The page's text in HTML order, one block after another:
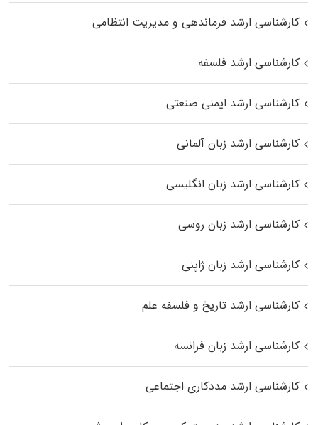
کارشناسی ارشد فرماندهی و مدیریت انتظامی
کارشناسی ارشد فلسفه
کارشناسی ارشد ایمنی صنعتی
کارشناسی ارشد زبان آلمانی
کارشناسی ارشد زبان انگلیسی
کارشناسی ارشد زبان روسی
کارشناسی ارشد زبان ژاپنی
کارشناسی ارشد تاریخ و فلسفه علم
کارشناسی ارشد زبان فرانسه
کارشناسی ارشد مددکاری اجتماعی